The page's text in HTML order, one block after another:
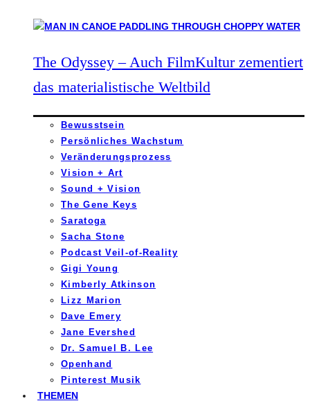
The Odyssey – Auch FilmKultur zementiert
das materialistische Weltbild
Bewusstsein
Persönliches Wachstum
Veränderungsprozess
Vision + Art
Sound + Vision
The Gene Keys
Saratoga
Sacha Stone
Podcast Veil-of-Reality
Gigi Young
Kimberly Atkinson
Lizz Marion
Dave Emery
Jane Evershed
Dr. Samuel B. Lee
Openhand
Pinterest Musik
THEMEN